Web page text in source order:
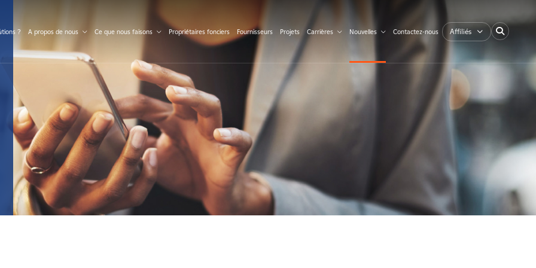
? A propos de nous Ce que nous faisons Propriétaires fonciers Fournisseurs Projets Carrières Nouvelles Contactez-nous Affiliés